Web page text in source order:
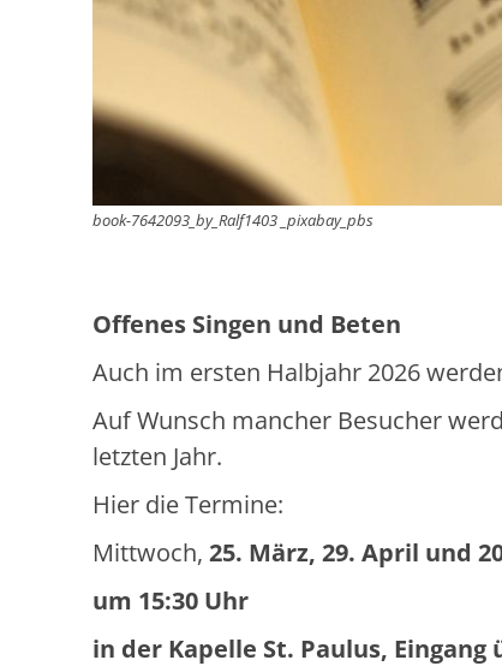
book-7642093_by_Ralf1403 _pixabay_pbs
Offenes Singen und Beten
Auch im ersten Halbjahr 2026
Auf Wunsch mancher Besucher
letzten Jahr.
Hier die Termine:
Mittwoch, 25. März, 29. April und
um 15:30 Uhr
in der Kapelle St. Paulus,